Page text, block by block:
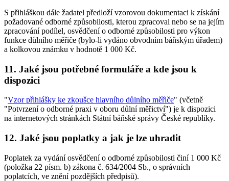
S přihláškou dále žadatel předloží vzorovou dokumentaci k získání
požadované odborné způsobilosti, kterou zpracoval nebo se na jejím
zpracování podílel, osvědčení o odborné způsobilosti pro výkon
funkce důlního měřiče (bylo-li vydáno obvodním báňským úřadem)
a kolkovou známku v hodnotě 1 000 Kč.
11. Jaké jsou potřebné formuláře a kde jsou k
dispozici
"Vzor přihlášky ke zkoušce hlavního důlního měřiče" (včetně
"Potvrzení o odborné praxi v oboru důlní měřictví") je k dispozici
na internetových stránkách Státní báňské správy České republiky.
12. Jaké jsou poplatky a jak je lze uhradit
Poplatek za vydání osvědčení o odborné způsobilosti činí 1 000 Kč
(položka 22 písm. b) zákona č. 634/2004 Sb., o správních
poplatcích, ve znění pozdějších předpisů).